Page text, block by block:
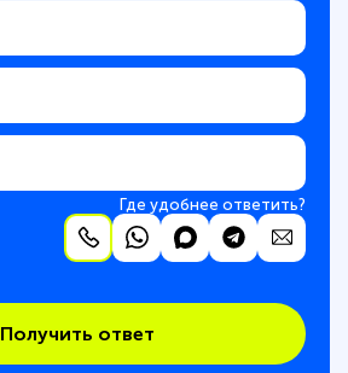
Где удобнее ответить?
Получить ответ